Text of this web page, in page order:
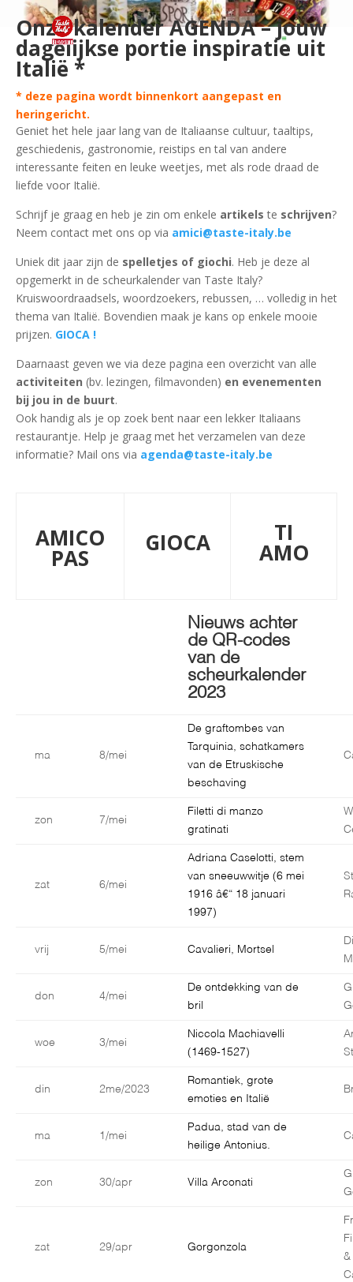
Onze kalender AGENDA – jouw
dagelijkse portie inspiratie uit
Italië *
* deze pagina wordt binnenkort aangepast en
heringericht.
Geniet het hele jaar lang van de Italiaanse cultuur, taaltips,
geschiedenis, gastronomie, reistips en tal van andere
interessante feiten en leuke weetjes, met als rode draad de
liefde voor Italië.
Schrijf je graag en heb je zin om enkele artikels te schrijven?
Neem contact met ons op via amici@taste-italy.be
Uniek dit jaar zijn de spelletjes of giochi. Heb je deze al
opgemerkt in de scheurkalender van Taste Italy?
Kruiswoordraadsels, woordzoekers, rebussen, … volledig in het
thema van Italië. Bovendien maak je kans op enkele mooie
prijzen. GIOCA !
Daarnaast geven we via deze pagina een overzicht van alle
activiteiten (bv. lezingen, filmavonden) en evenementen
bij jou in de buurt.
Ook handig als je op zoek bent naar een lekker Italiaans
restaurantje. Help je graag met het verzamelen van deze
informatie? Mail ons via agenda@taste-italy.be
AMICO
PAS
GIOCA TI
AMO
Nieuws achter
de QR-codes
van de
scheurkalender
2023
ma 8/mei
De graftombes van
Tarquinia, schatkamers
van de Etruskische
beschaving
zon 7/mei
Filetti di manzo
gratinati
zat 6/mei
Adriana Caselotti, stem
van sneeuwwitje (6 mei
1916 â€“ 18 januari
1997)
vrij 5/mei Cavalieri, Mortsel
don 4/mei
De ontdekking van de
bril
woe 3/mei
Niccola Machiavelli
(1469-1527)
din 2me/2023
Romantiek, grote
emoties en Italië
ma 1/mei
Padua, stad van de
heilige Antonius.
zon 30/apr Villa Arconati
zat 29/apr Gorgonzola
&